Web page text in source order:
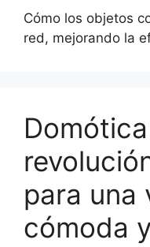
Cómo los objetos
red, mejorando la
para una
cómoda